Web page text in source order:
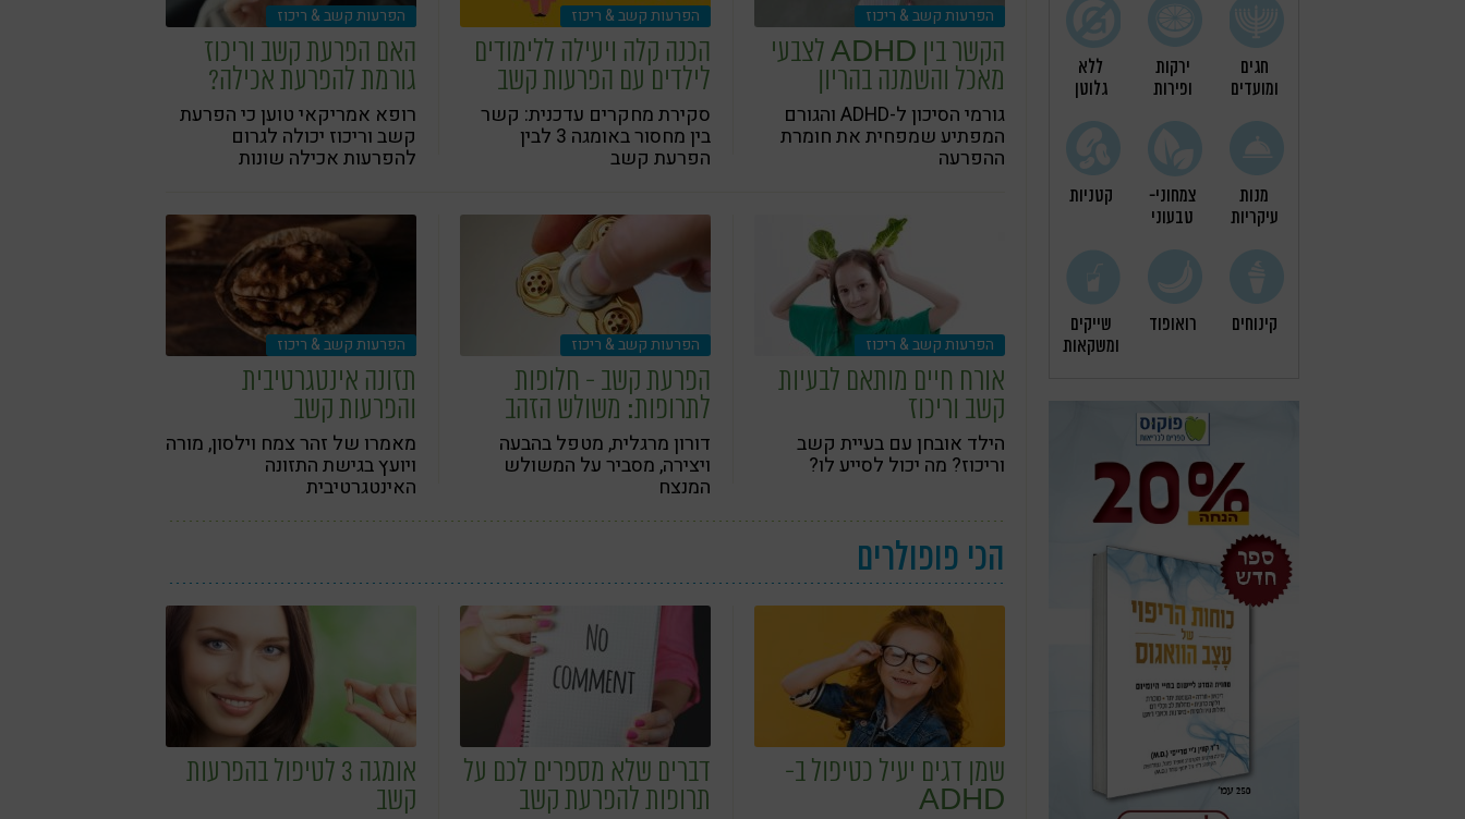
חגים
ומועדים
ירקות
ופירות
ללא
גלוטן
מנות
עיקריות
צמחוני-
טבעוני
קטניות
קינוחים רואופוד
שייקים
ומשקאות
הפרעות קשב & ריכוז
הקשר בין ADHD לצבעי
מאכל והשמנה בהריון
גורמי הסיכון ל-ADHD והגורם
המפתיע שמפחית את חומרת
ההפרעה
הפרעות קשב & ריכוז
הכנה קלה ויעילה ללימודים
לילדים עם הפרעות קשב
סקירת מחקרים עדכנית: קשר
בין מחסור באומגה 3 לבין
הפרעת קשב
הפרעות קשב & ריכוז
האם הפרעת קשב וריכוז
גורמת להפרעת אכילה?
רופא אמריקאי טוען כי הפרעת
קשב וריכוז יכולה לגרום
להפרעות אכילה שונות
הפרעות קשב & ריכוז
אורח חיים מותאם לבעיות
קשב וריכוז
הילד אובחן עם בעיית קשב
וריכוז? מה יכול לסייע לו?
הפרעות קשב & ריכוז
הפרעת קשב - חלופות
לתרופות: משולש הזהב
דורון מרגלית, מטפל בהבעה
ויצירה, מסביר על המשולש
המנצח
הפרעות קשב & ריכוז
תזונה אינטגרטיבית
והפרעות קשב
מאמרו של זהר צמח וילסון, מורה
ויועץ בגישת התזונה
האינטגרטיבית
הכי פופולרים
שמן דגים יעיל כטיפול ב-
ADHD
דברים שלא מספרים לכם על
תרופות להפרעת קשב
אומגה 3 לטיפול בהפרעות
קשב